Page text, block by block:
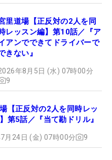
里道場【正反対の2人を同
レッスン編】第10話／『ア
アンでできてドライバーで
きない』
年8月5日 (水) 07時00分
9
【正反対の2人を同時レッ
第5話／『当て勘ドリル』
月24日 (金) 07時00分 9